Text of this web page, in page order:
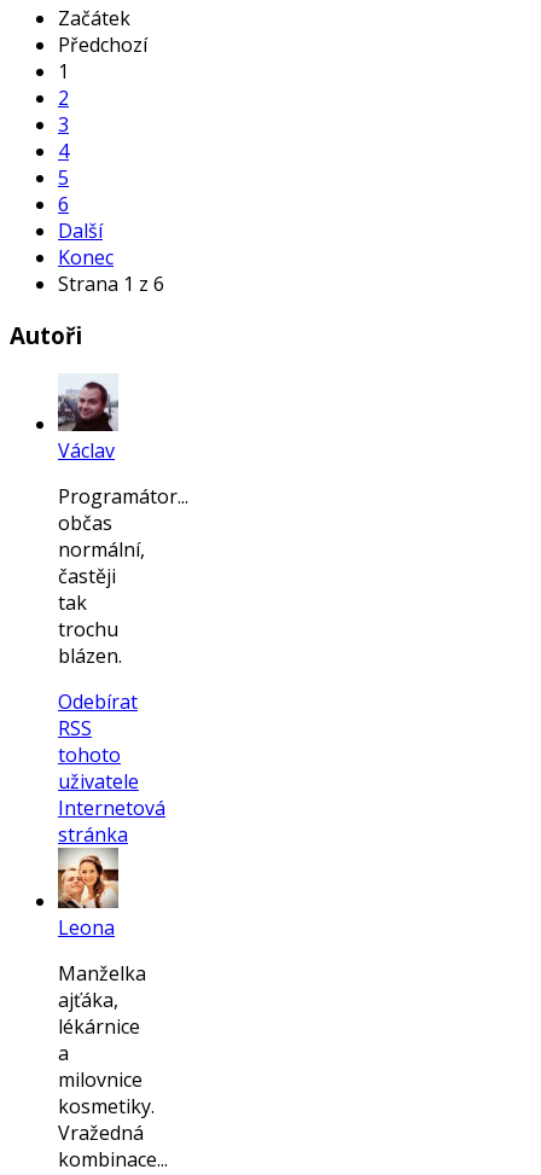
Začátek
Předchozí
1
2
3
4
5
6
Další
Konec
Strana 1 z 6
Autoři
Václav
Programátor...
občas
normální,
častěji
tak
trochu
blázen.
Odebírat
RSS
tohoto
uživatele
Internetová
stránka
Leona
Manželka
ajťáka,
lékárnice
a
milovnice
kosmetiky.
Vražedná
kombinace...